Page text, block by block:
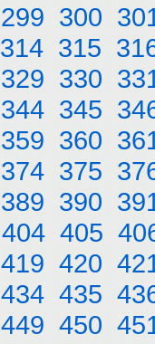
299 300
314 315
329 330
344 345
359 360
374 375
389 390
404 405
419 420
434 435
449 450